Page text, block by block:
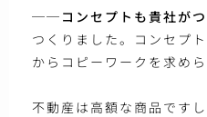
──コンセプトも貴社がつ
つくりました。コンセプ
からコピーワークを求め
不動産は高額な商品です